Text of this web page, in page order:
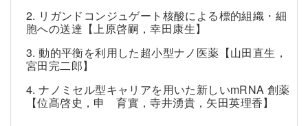
2. リガンドコンジュゲート核酸による標的組織・細
胞への送達【上原啓嗣，幸田康生】
3. 動的平衡を利用した超小型ナノ医薬【山田直生，
宮田完二郎】
4. ナノミセル型キャリアを用いた新しいmRNA 創薬
【位髙啓史，申 育實，寺井湧貴，矢田英理香】